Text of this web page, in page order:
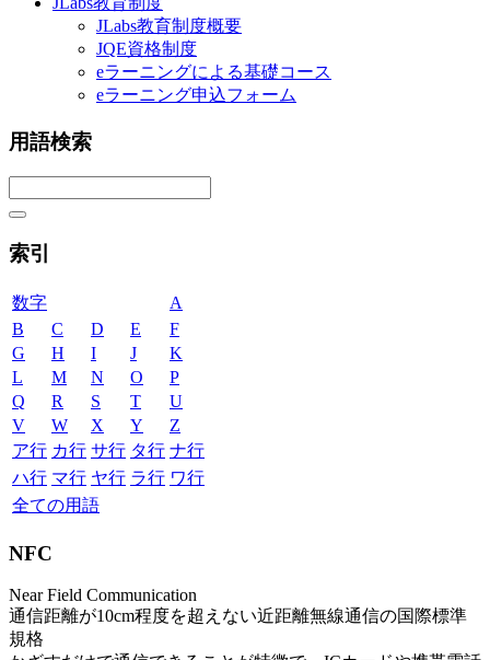
JLabs教育制度概要
JQE資格制度
eラーニングによる基礎コース
eラーニング申込フォーム
用語検索
索引
数字
A
B
C D E
F
G
H I J
K
L
M N O
P
Q
R S T
U
V
W X Y
Z
ア行 カ行 サ行 タ行 ナ行
ハ行 マ行 ヤ行 ラ行 ワ行
全ての用語
NFC
Near Field Communication
通信距離が10cm程度を超えない近距離無線通信の国際標準
規格